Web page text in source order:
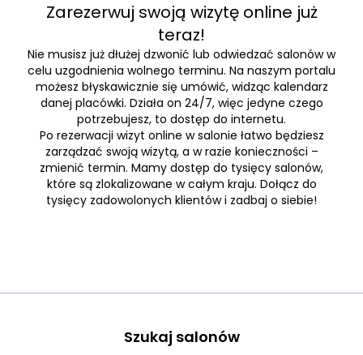
Zarezerwuj swoją wizytę online już
teraz!
Nie musisz już dłużej dzwonić lub odwiedzać salonów w
celu uzgodnienia wolnego terminu. Na naszym portalu
możesz błyskawicznie się umówić, widząc kalendarz
danej placówki. Działa on 24/7, więc jedyne czego
potrzebujesz, to dostęp do internetu.
Po rezerwacji wizyt online w salonie łatwo będziesz
zarządzać swoją wizytą, a w razie konieczności –
zmienić termin. Mamy dostęp do tysięcy salonów,
które są zlokalizowane w całym kraju. Dołącz do
tysięcy zadowolonych klientów i zadbaj o siebie!
Szukaj salonów